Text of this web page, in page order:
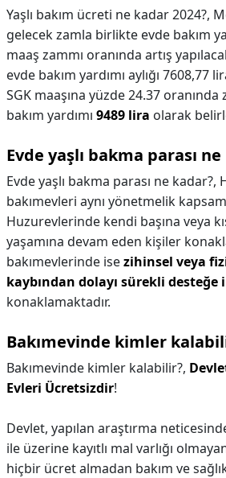
Yaşlı bakım ücreti ne kadar 2024?,
gelecek zamla birlikte evde bakım
maaş zammı oranında artış
evde bakım yardımı aylığı 7608,77
SGK maaşına yüzde 24.37
bakım yardımı 9489 lira olarak
Evde yaşlı bakma parası
Evde yaşlı bakma parası ne kadar?,
bakımevleri aynı yönetmelik
Huzurevlerinde kendi başına veya
yaşamına devam eden kişiler
bakımevlerinde isezihinsel veya
kaybından dolayı sürekli
konaklamaktadır.
Bakımevinde kimler
Bakımevinde kimler kalabilir?,
Evleri Ücretsizdir!
Devlet, yapılan araştırma
ile üzerine kayıtlı mal varlığı
hiçbir ücret almadan bakım ve